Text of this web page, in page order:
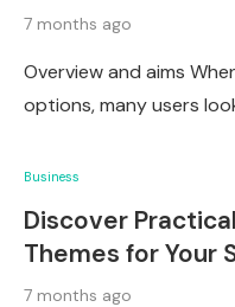
7 months ago
Overview and aims
options, many users
Business
Discover
Themes for Your
7 months ago